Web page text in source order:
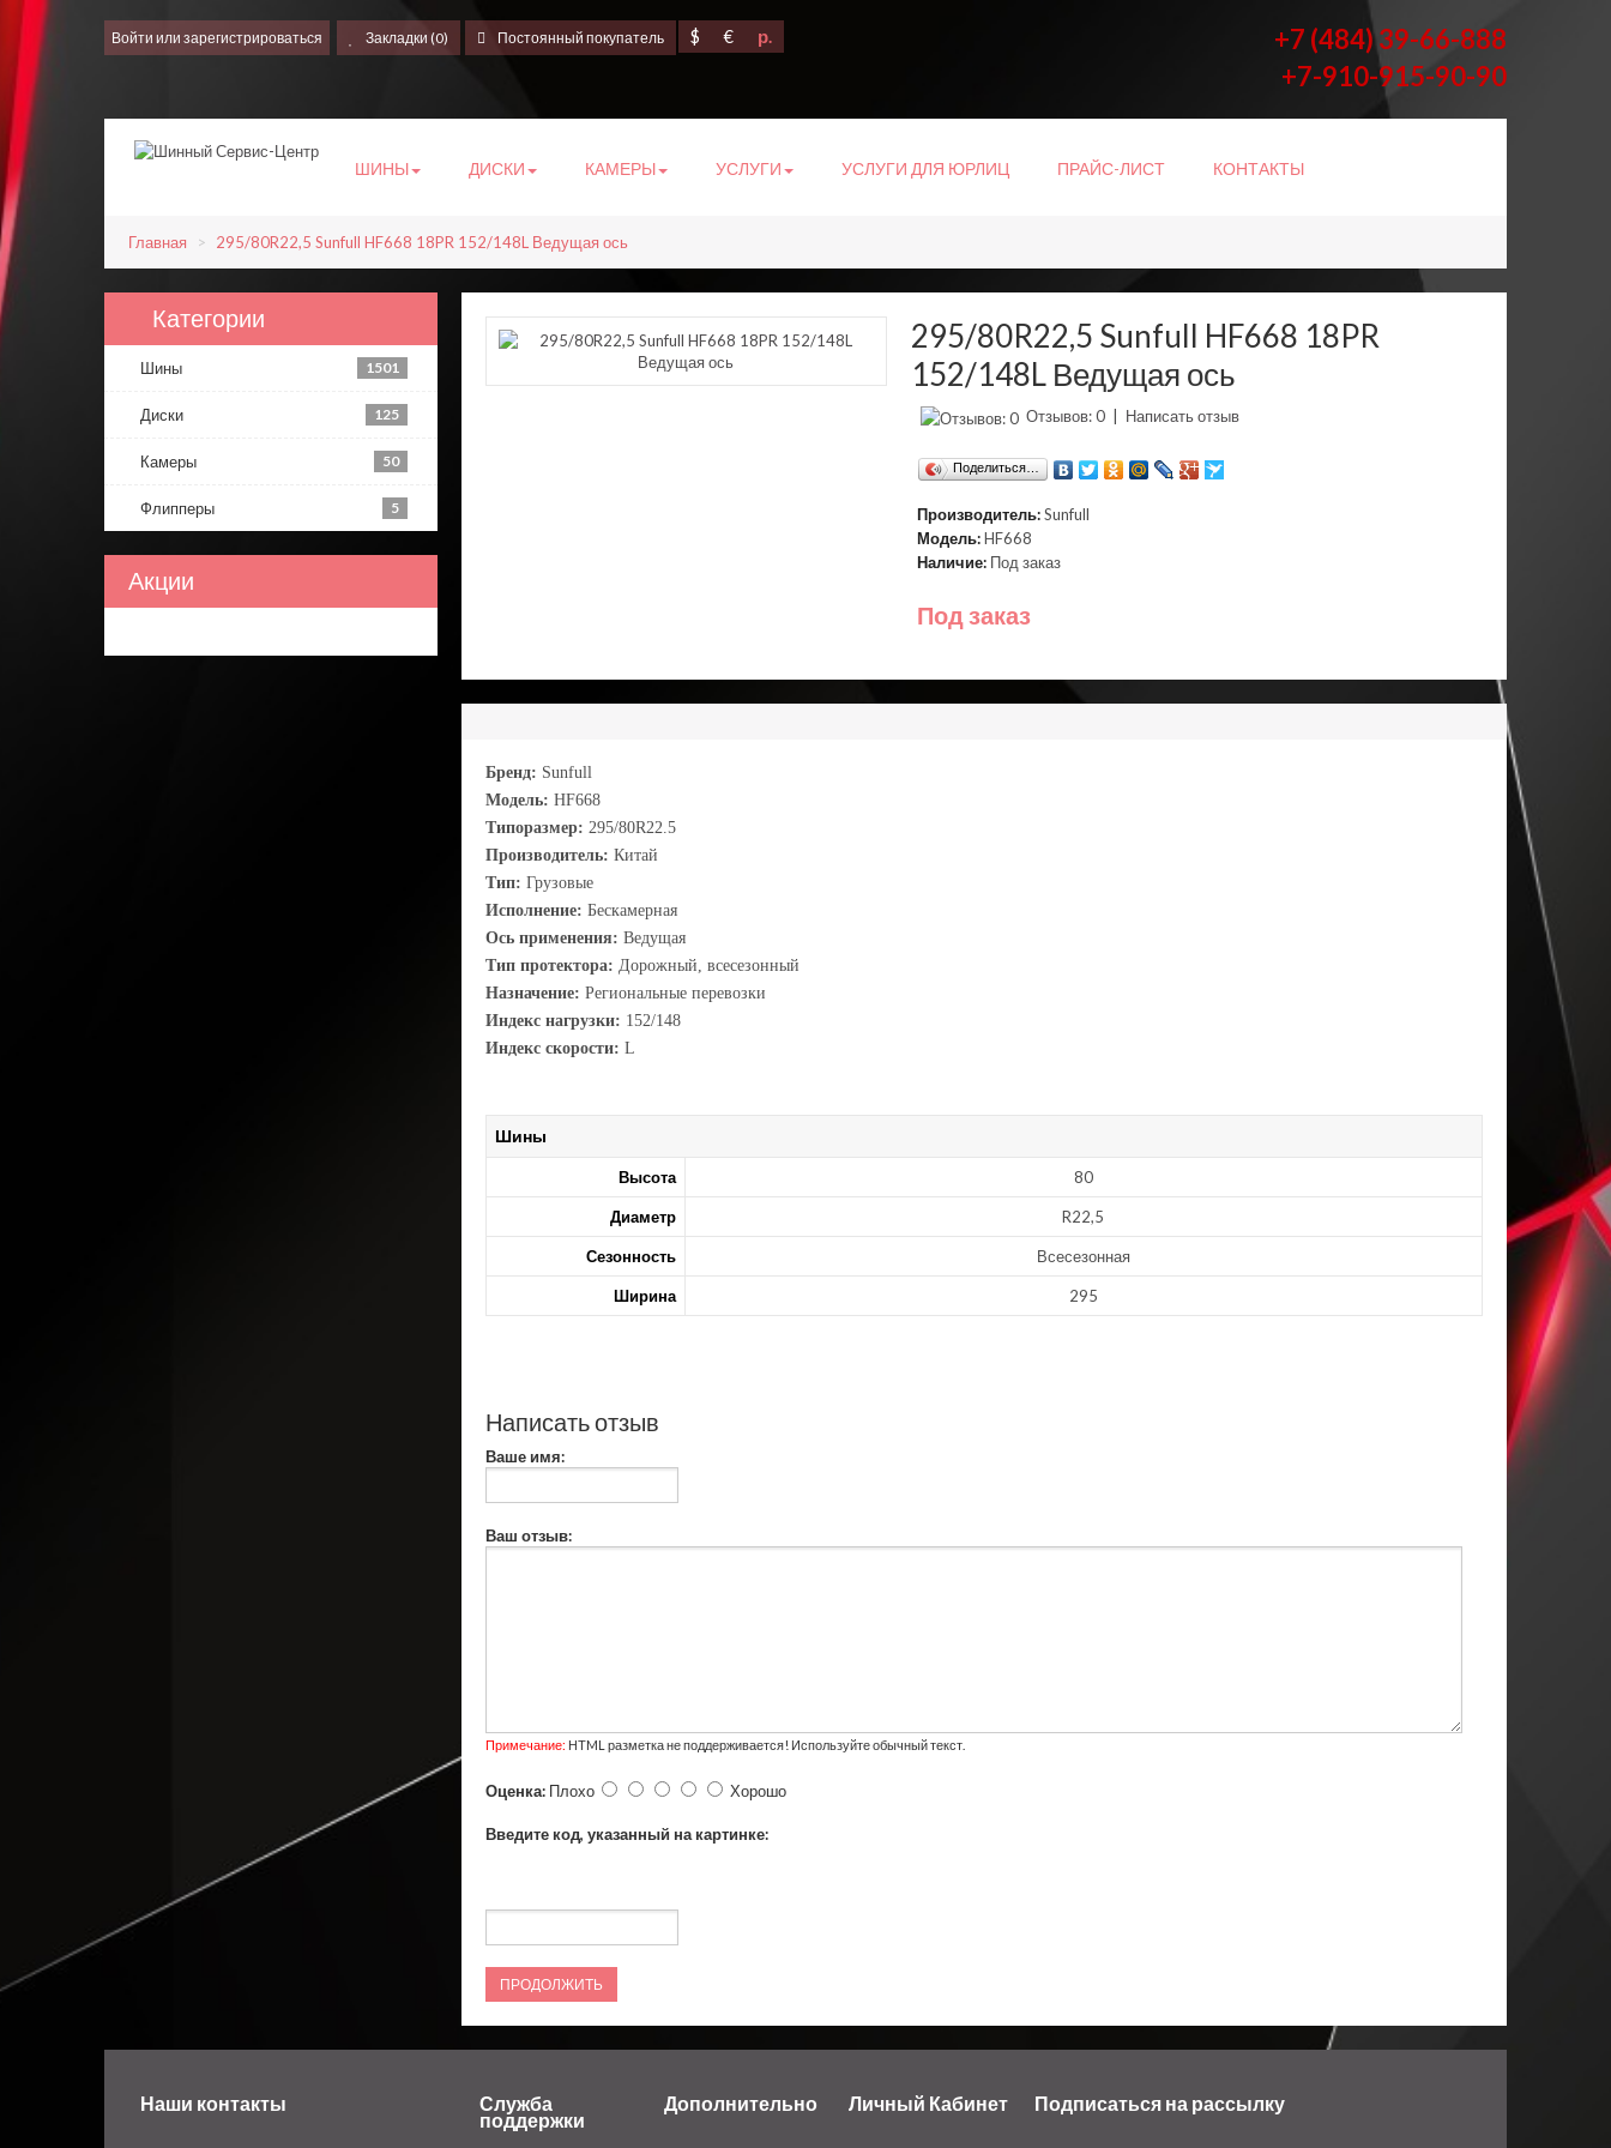
Войти или зарегистрироваться Закладки (0) Постоянный покупатель $ € р.
+7 (484) 39-66-888
+7-910-915-90-90
ШИНЫ ДИСКИ КАМЕРЫ УСЛУГИ УСЛУГИ ДЛЯ ЮРЛИЦ ПРАЙС-ЛИСТ КОНТАКТЫ
Главная 295/80R22,5 Sunfull HF668 18PR 152/148L Ведущая ось
Категории
Шины 1501
Диски 125
Камеры 50
Флипперы 5
Акции
295/80R22,5 Sunfull HF668 18PR
152/148L Ведущая ось
Отзывов: 0| Написать отзыв
Поделиться…
Производитель: Sunfull
Модель:HF668
Наличие:Под заказ
Под заказ
Бренд: Sunfull
Модель: HF668
Типоразмер: 295/80R22.5
Производитель: Китай
Тип: Грузовые
Исполнение: Бескамерная
Ось применения: Ведущая
Тип протектора: Дорожный, всесезонный
Назначение: Региональные перевозки
Индекс нагрузки: 152/148
Индекс скорости: L
Шины
Высота 80
Диаметр R22,5
Сезонность Всесезонная
Ширина 295
Написать отзыв
Ваше имя:
Ваш отзыв:
Примечание: HTML разметка не поддерживается! Используйте обычный текст.
Оценка: Плохо Хорошо
Введите код, указанный на картинке:
ПРОДОЛЖИТЬ
Наши контакты Служба
поддержки
Дополнительно Личный Кабинет Подписаться на рассылку